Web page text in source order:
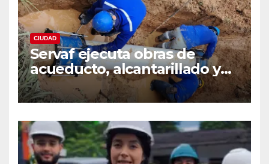
CIUDAD
Servaf ejecuta obras de
acueducto, alcantarillado y
recuperación vial en varios
sectores de Florencia.